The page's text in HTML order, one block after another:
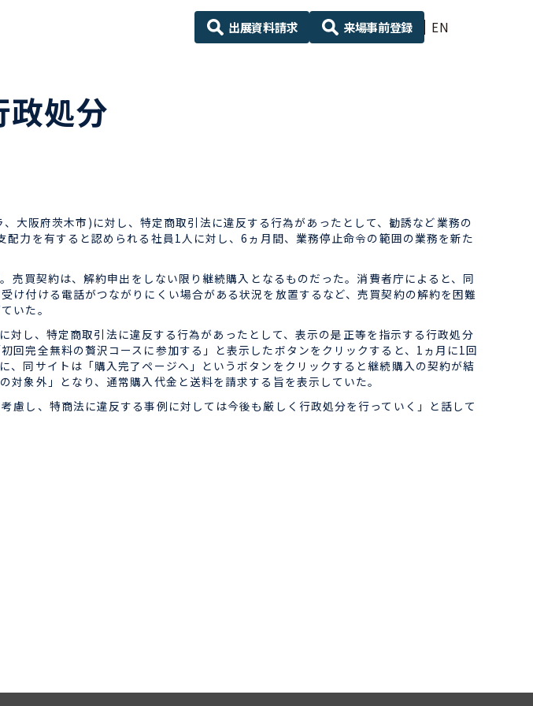
EN
出展資料請求 来場事前登録
処分
阪府茨木市)に対し、特定商取引法に違反する行為があったとして、勧誘など業務の
力を有すると認められる社員1人に対し、6ヵ月間、業務停止命令の範囲の業務を新た
買契約は、解約申出をしない限り継続購入となるものだった。消費者庁によると、同
付ける電話がつながりにくい場合がある状況を放置するなど、売買契約の解約を困難
いた。
し、特定商取引法に違反する行為があったとして、表示の是正等を指示する行政処分
完全無料の贅沢コースに参加する」と表示したボタンをクリックすると、1ヵ月に1回
同サイトは「購入完了ページへ」というボタンをクリックすると継続購入の契約が結
象外」となり、通常購入代金と送料を請求する旨を表示していた。
し、特商法に違反する事例に対しては今後も厳しく行政処分を行っていく」と話して